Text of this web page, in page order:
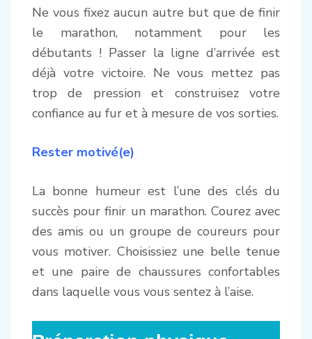
Ne vous fixez aucun autre but que de finir
le marathon, notamment pour les
débutants ! Passer la ligne d’arrivée est
déjà votre victoire. Ne vous mettez pas
trop de pression et construisez votre
confiance au fur et à mesure de vos sorties.
Rester motivé(e)
La bonne humeur est l’une des clés du
succès pour finir un marathon. Courez avec
des amis ou un groupe de coureurs pour
vous motiver. Choisissiez une belle tenue
et une paire de chaussures confortables
dans laquelle vous vous sentez à l’aise.